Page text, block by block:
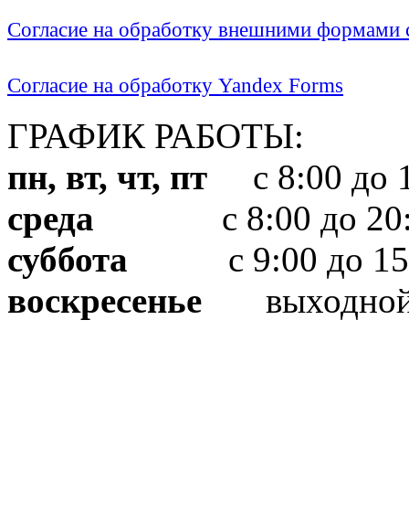
Согласие на обработку внешними формами
Согласие на обработку Yandex Forms
ГРАФИК РАБОТЫ:
пн, вт, чт, пт с 8:00 до
среда с 8:00 до
суббота с 9:00 до
воскресенье